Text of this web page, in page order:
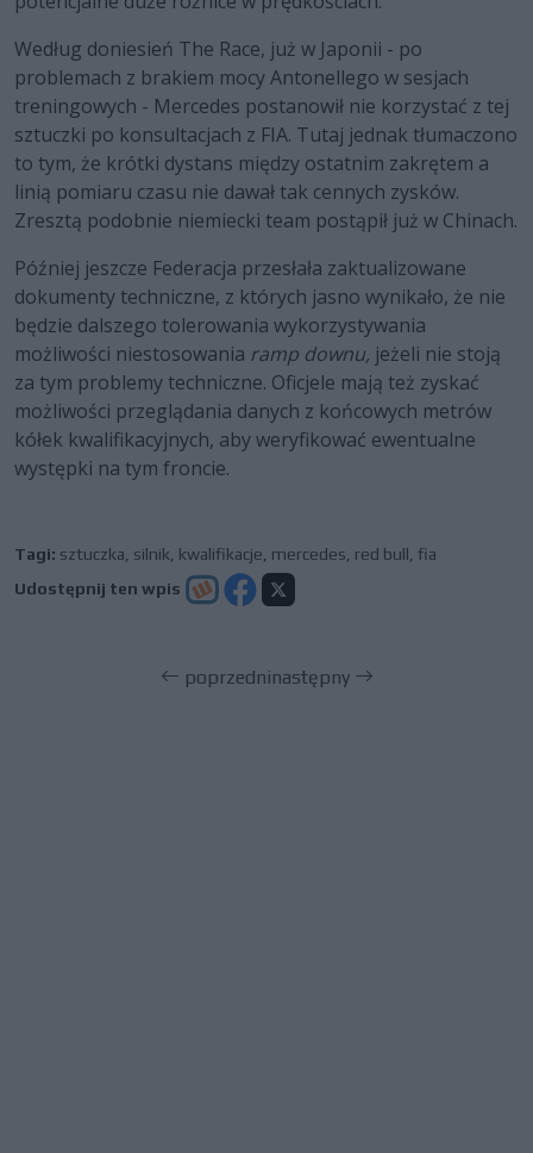
Według doniesień The Race, już w Japonii - po
problemach z brakiem mocy Antonellego w sesjach
treningowych - Mercedes postanowił nie korzystać z tej
sztuczki po konsultacjach z FIA. Tutaj jednak tłumaczono
to tym, że krótki dystans między ostatnim zakrętem a
linią pomiaru czasu nie dawał tak cennych zysków.
Zresztą podobnie niemiecki team postąpił już w Chinach.
Później jeszcze Federacja przesłała zaktualizowane
dokumenty techniczne, z których jasno wynikało, że nie
będzie dalszego tolerowania wykorzystywania
możliwości niestosowania ramp downu, jeżeli nie stoją
za tym problemy techniczne. Oficjele mają też zyskać
możliwości przeglądania danych z końcowych metrów
kółek kwalifikacyjnych, aby weryfikować ewentualne
występki na tym froncie.
Tagi: sztuczka silnik kwalifikacje mercedes red bull fia
Udostępnij ten wpis
poprzedninastępny